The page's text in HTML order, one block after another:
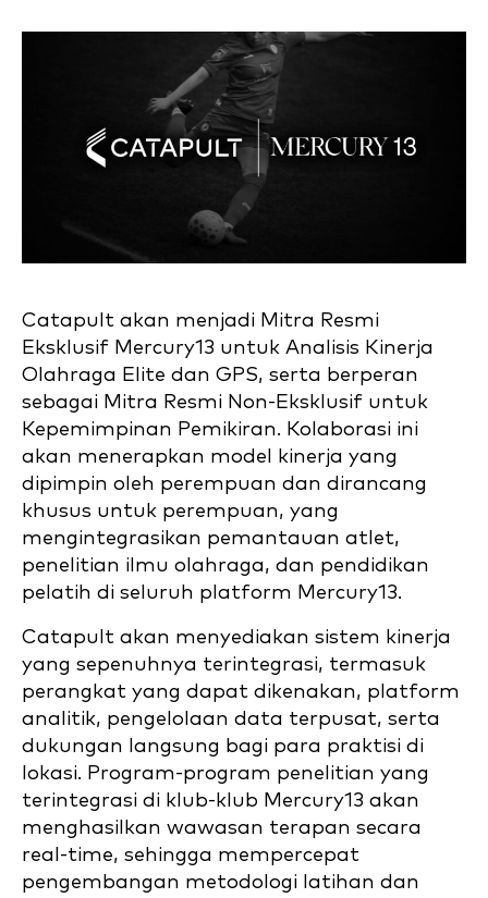
Catapult akan menjadi Mitra Resmi
Eksklusif Mercury13 untuk Analisis Kinerja
Olahraga Elite dan GPS, serta berperan
sebagai Mitra Resmi Non-Eksklusif untuk
Kepemimpinan Pemikiran. Kolaborasi ini
akan menerapkan model kinerja yang
dipimpin oleh perempuan dan dirancang
khusus untuk perempuan, yang
mengintegrasikan pemantauan atlet,
penelitian ilmu olahraga, dan pendidikan
pelatih di seluruh platform Mercury13.
Catapult akan menyediakan sistem kinerja
yang sepenuhnya terintegrasi, termasuk
perangkat yang dapat dikenakan, platform
analitik, pengelolaan data terpusat, serta
dukungan langsung bagi para praktisi di
lokasi. Program-program penelitian yang
terintegrasi di klub-klub Mercury13 akan
menghasilkan wawasan terapan secara
real-time, sehingga mempercepat
pengembangan metodologi latihan dan